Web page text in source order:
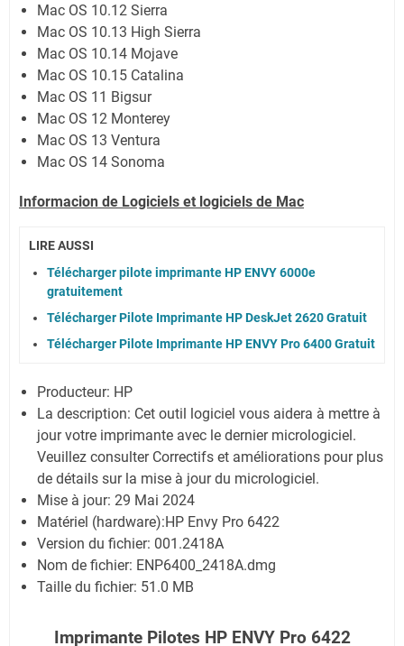
Mac OS 10.12 Sierra
Mac OS 10.13 High Sierra
Mac OS 10.14 Mojave
Mac OS 10.15 Catalina
Mac OS 11 Bigsur
Mac OS 12 Monterey
Mac OS 13 Ventura
Mac OS 14 Sonoma
Informacion de Logiciels et logiciels de Mac
LIRE AUSSI
Télécharger pilote imprimante HP ENVY 6000e
gratuitement
Télécharger Pilote Imprimante HP DeskJet 2620 Gratuit
Télécharger Pilote Imprimante HP ENVY Pro 6400 Gratuit
Producteur: HP
La description: Cet outil logiciel vous aidera à mettre à
jour votre imprimante avec le dernier micrologiciel.
Veuillez consulter Correctifs et améliorations pour plus
de détails sur la mise à jour du micrologiciel.
Mise à jour: 29 Mai 2024
Matériel (hardware):HP Envy Pro 6422
Version du fichier: 001.2418A
Nom de fichier: ENP6400_2418A.dmg
Taille du fichier: 51.0 MB
Imprimante Pilotes HP ENVY Pro 6422